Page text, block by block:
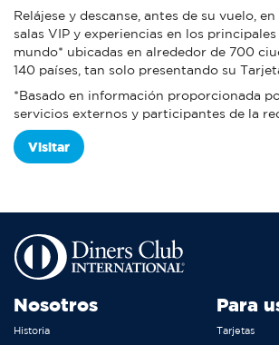
Relájese y descanse, antes de su vuelo, en
salas VIP y experiencias en los
mundo* ubicadas en alrededor de 700
140 países, tan solo presentando su
*Basado en información proporcionada
servicios externos y participantes de la
Visitar
Nosotros
Historia
Para
Tarjetas